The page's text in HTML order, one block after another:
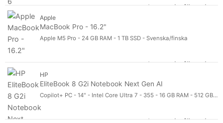
Produktlinje
Modell
Modell
Logga in för pris
Apple
MacBook Pro - 16.2"
Apple M5 Pro - 24 GB RAM - 1 TB SSD - Svenska/finska
Logga in för pris
HP
EliteBook 8 G2i Notebook Next Gen AI
Copilot+ PC - 14" - Intel Core Ultra 7 - 355 - 16 GB RAM - 512 GB SSD - hela norden